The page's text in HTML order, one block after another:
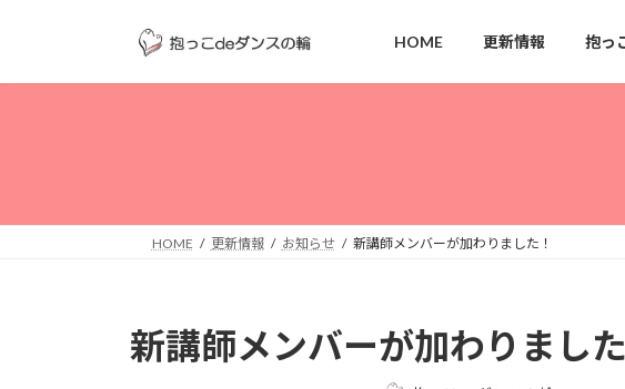
ッ
移
HOME 更新情報 抱っ
HOME 更新情報 お知らせ 新講師メンバーが加わりました！
新講師メンバーが加わりました